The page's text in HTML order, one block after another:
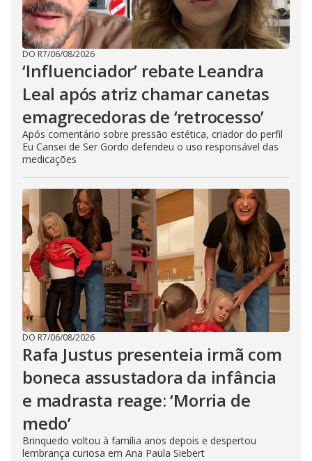
DO R7/06/08/2026
‘Influenciador’ rebate Leandra
Leal após atriz chamar canetas
emagrecedoras de ‘retrocesso’
Após comentário sobre pressão estética, criador do perfil
Eu Cansei de Ser Gordo defendeu o uso responsável das
medicações
DO R7/06/08/2026
Rafa Justus presenteia irmã com
boneca assustadora da infância
e madrasta reage: ‘Morria de
medo’
Brinquedo voltou à família anos depois e despertou
lembrança curiosa em Ana Paula Siebert